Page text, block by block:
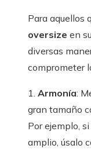
Para aquellos
oversize en
diversas
comprometer
1. Armonía:
gran tamaño
Por ejemplo,
amplio, úsalo